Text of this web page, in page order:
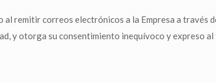
remitir correos electrónicos a la Empresa a través
y otorga su consentimiento inequívoco y expreso